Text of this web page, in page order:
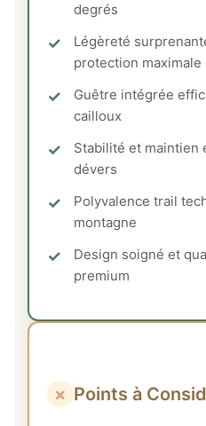
degrés
Légèreté
protection maximale
Guêtre intégrée
cailloux
Stabilité et maintien
dévers
Polyvalence trail
montagne
Design soigné et
premium
× Points à